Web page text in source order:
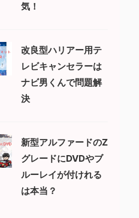
気！
改良型ハリアー用テ
レビキャンセラーは
ナビ男くんで問題解
決
新型アルファードのZ
グレードにDVDやブ
ルーレイが付けれる
は本当？